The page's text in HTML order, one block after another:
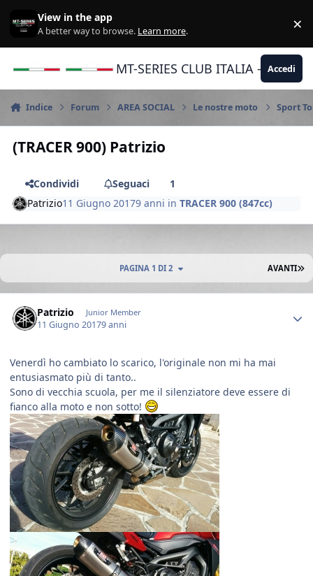
View in the app
A better way to browse. Learn more. ×
MT-SERIES CLUB ITALIA -Accedi
Indice Forum AREA SOCIAL Le nostre moto Sport
(TRACER 900) Patrizio
Condividi Seguaci
1
Patrizio11 Giugno 20179 anni inTRACER 900 (847cc)
AVANTI
PAGINA 1 DI 2
Patrizio Junior Member
11 Giugno 20179 anni
Venerdì ho cambiato lo scarico, l'originale non mi ha mai
entusiasmato più di tanto..
Sono di vecchia scuola, per me il silenziatore deve essere di
fianco alla moto e non sotto!